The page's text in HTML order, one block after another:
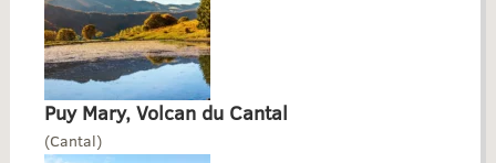
Puy Mary, Volcan du Cantal
(Cantal)